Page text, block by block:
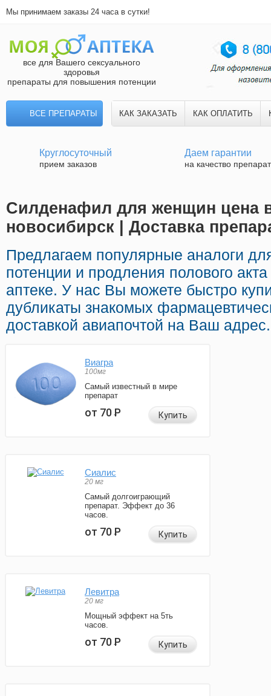
Мы принимаем заказы 24 часа в сутки!
все для Вашего сексуального
здоровья
препараты для повышения потенции
ВСЕ ПРЕПАРАТЫ КАК ЗАКАЗАТЬ КАК ОПЛАТИТЬ
Круглосуточный
прием заказов
Даем гарантии
на качество
Силденафил для женщин цена
новосибирск | Доставка
Предлагаем популярные аналоги
потенции и продления полового
аптеке. У нас Вы можете быстро
дубликаты знакомых
доставкой авиапочтой на Ваш адрес.
Виагра
100мг
Самый известный в мире
препарат
от 70Р Купить
Сиалис
20 мг
Самый долгоиграющий
препарат. Эффект до 36
часов.
от 70Р Купить
Левитра
20 мг
Мощный эффект на 5ть
часов.
от 70Р Купить